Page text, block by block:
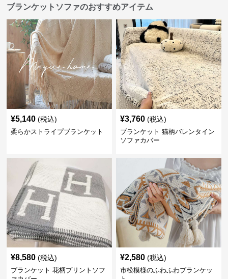
ブランケットソファのおすすめアイテム
¥5,140 (税込)
柔らかストライプブランケット
¥3,760 (税込)
ブランケット 猫柄バレンタイン
ソファカバー
¥8,580 (税込)
ブランケット 花柄プリントソフ
¥2,580 (税込)
市松模様のふわふわブランケッ